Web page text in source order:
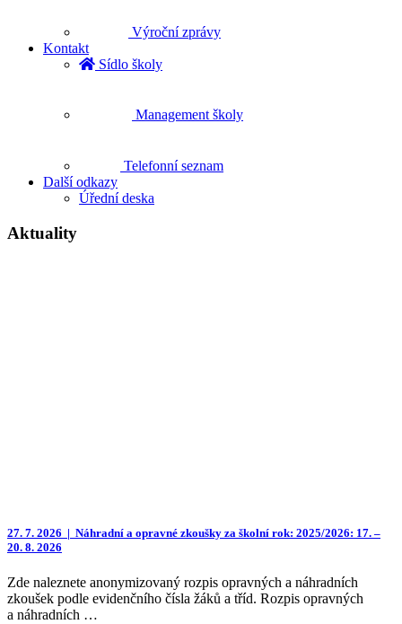
Výroční zprávy
Kontakt
Sídlo školy
Management školy
Telefonní seznam
Další odkazy
Úřední deska
Aktuality
27. 7. 2026 | Náhradní a opravné zkoušky za školní rok: 2025/2026: 17. –
20. 8. 2026
Zde naleznete anonymizovaný rozpis opravných a náhradních
zkoušek podle evidenčního čísla žáků a tříd. Rozpis opravných
a náhradních …